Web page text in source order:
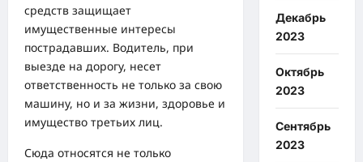
средств защищает
имущественные интересы
пострадавших. Водитель, при
выезде на дорогу, несет
ответственность не только за свою
машину, но и за жизни, здоровье и
имущество третьих лиц.
Сюда относятся не только
Декабрь
2023
Октябрь
2023
Сентябрь
2023